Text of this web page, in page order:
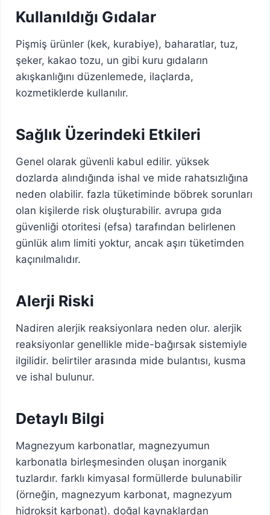
Kullanıldığı Gıdalar
Pişmiş ürünler (kek, kurabiye), baharatlar, tuz,
şeker, kakao tozu, un gibi kuru gıdaların
akışkanlığını düzenlemede, ilaçlarda,
kozmetiklerde kullanılır.
Sağlık Üzerindeki Etkileri
Genel olarak güvenli kabul edilir. yüksek
dozlarda alındığında ishal ve mide rahatsızlığına
neden olabilir. fazla tüketiminde böbrek sorunları
olan kişilerde risk oluşturabilir. avrupa gıda
güvenliği otoritesi (efsa) tarafından belirlenen
günlük alım limiti yoktur, ancak aşırı tüketimden
kaçınılmalıdır.
Alerji Riski
Nadiren alerjik reaksiyonlara neden olur. alerjik
reaksiyonlar genellikle mide-bağırsak sistemiyle
ilgilidir. belirtiler arasında mide bulantısı, kusma
ve ishal bulunur.
Detaylı Bilgi
Magnezyum karbonatlar, magnezyumun
karbonatla birleşmesinden oluşan inorganik
tuzlardır. farklı kimyasal formüllerde bulunabilir
(örneğin, magnezyum karbonat, magnezyum
hidroksit karbonat). doğal kaynaklardan